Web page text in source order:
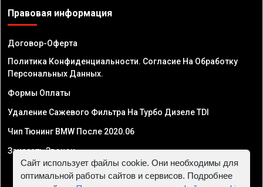
Правовая информация
Договор-Оферта
Политика Конфиденциальности. Согласие На Обработку
Персональных Данных.
Формы Оплаты
Удаление Сажевого Фильтра На Турбо Дизеле TDI
Чип Тюнинг BMW После 2020.06
Заказать Звонок
Сайт использует файлы cookie. Они необходимы для
оптимальной работы сайтов и сервисов. Подробнее